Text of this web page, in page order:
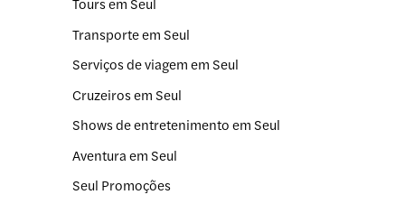
Transporte em Seul
Serviços de viagem em Seul
Cruzeiros em Seul
Shows de entretenimento em Seul
Aventura em Seul
Seul Promoções